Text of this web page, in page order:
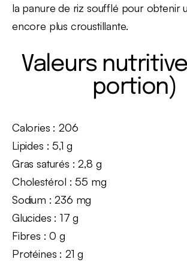
la panure de riz soufflé pour obtenir
encore plus croustillante.
Valeurs
portion)
Calories : 206
Lipides : 5,1 g
Gras saturés : 2,8 g
Cholestérol : 55 mg
Sodium : 236 mg
Glucides : 17 g
Fibres : 0 g
Protéines : 21 g